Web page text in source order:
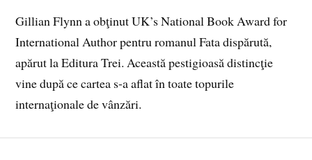
Gillian Flynn a obţinut UK’s National Book Award for
International Author pentru romanul Fata dispărută,
apărut la Editura Trei. Această pestigioasă distincţie
vine după ce cartea s-a aflat în toate topurile
internaţionale de vânzări.